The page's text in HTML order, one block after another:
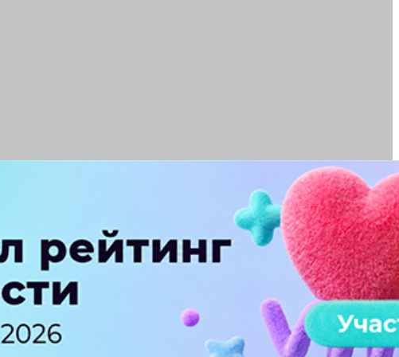
ПЕРЕЙТИ НА ПОЛНУЮ ВЕРСИЮ
© SEOnews.ru Все права защищены. 2026